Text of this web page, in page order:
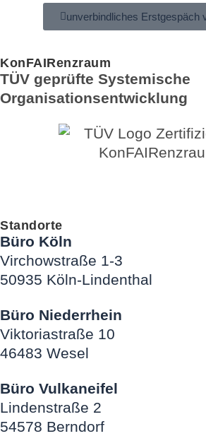
unverbindliches Erstgespäch
KonFAIRenzraum
TÜV geprüfte Systemische
Organisationsentwicklung
Standorte
Büro Köln
Virchowstraße 1-3
50935 Köln-Lindenthal
Büro Niederrhein
Viktoriastraße 10
46483 Wesel
Büro Vulkaneifel
Lindenstraße 2
54578 Berndorf